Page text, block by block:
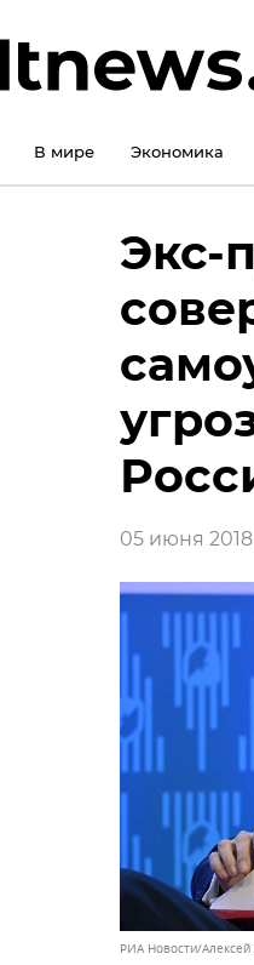
В мире Экономика
Экс-
05 июня 2018
РИА Новости/